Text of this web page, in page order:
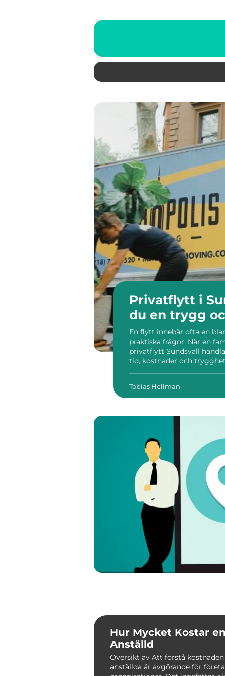
Privatflytt i
du en trygg
En flytt innebär ofta en
praktiska frågor. När en
privatflytt Sundsvall
tid, kostnader och
Tobias Hellman
Hur Mycket Kostar en
Anställd
Översikt av Att förstå
anställda är avgörande för